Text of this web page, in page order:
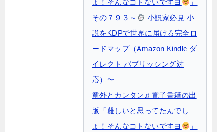
ょ！そんなコトないですヨ
」
その７９３～
小説家必見 小
説をKDPで世界に届ける完全ロ
ードマップ（Amazon Kindle ダ
イレクト パブリッシング対
応）〜
意外とカンタン♬電子書籍の出
版「難しいと思ってたんでし
ょ！そんなコトないですヨ
」